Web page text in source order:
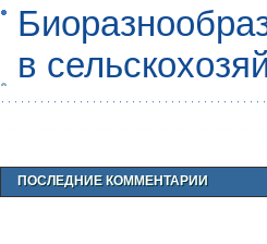
в
ПОСЛЕДНИЕ КОММЕНТАРИИ